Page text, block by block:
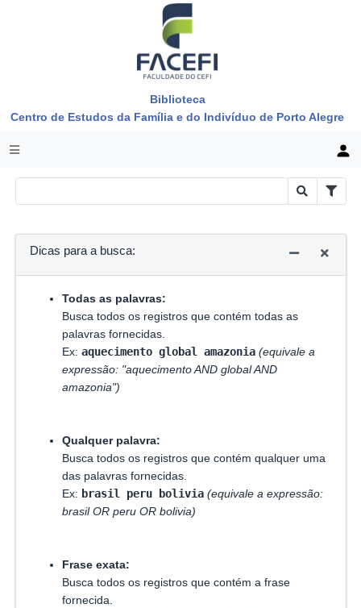
Biblioteca
Centro de Estudos da Família e do Indivíduo de Porto Alegre
Dicas para a busca:
Todas as palavras:
Busca todos os registros que contém todas as
palavras fornecidas.
Ex: aquecimento global amazonia (equivale a
expressão: "aquecimento AND global AND
amazonia")
Qualquer palavra:
Busca todos os registros que contém qualquer uma
das palavras fornecidas.
Ex: brasil peru bolivia (equivale a expressão:
brasil OR peru OR bolivia)
Frase exata:
Busca todos os registros que contém a frase
fornecida.